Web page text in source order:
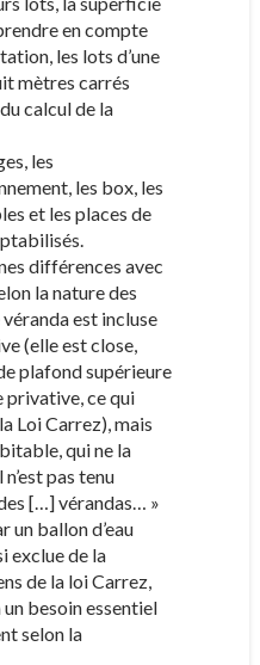
en compte
les lots d’une
mètres carrés
calcul de la
les
les box, les
et les places de
différences avec
la nature des
est incluse
(elle est close,
plafond supérieure
privative, ce qui
Loi Carrez), mais
qui ne la
pas tenu
[…] vérandas… »
un ballon d’eau
exclue de la
de la loi Carrez,
besoin essentiel
selon la